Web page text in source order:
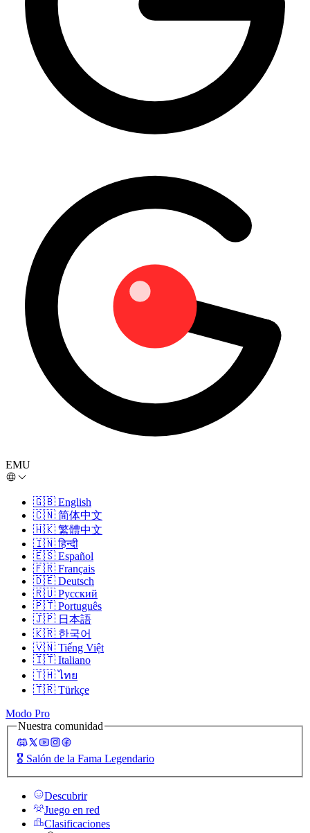
EMU
🇬🇧 English
🇨🇳 简体中文
🇭🇰 繁體中文
🇮🇳 हिन्दी
🇪🇸 Español
🇫🇷 Français
🇩🇪 Deutsch
🇷🇺 Русский
🇵🇹 Português
🇯🇵 日本語
🇰🇷 한국어
🇻🇳 Tiếng Việt
🇮🇹 Italiano
🇹🇭 ไทย
🇹🇷 Türkçe
Modo Pro
Nuestra comunidad
🎖️ Salón de la Fama Legendario
Descubrir
Juego en red
Clasificaciones